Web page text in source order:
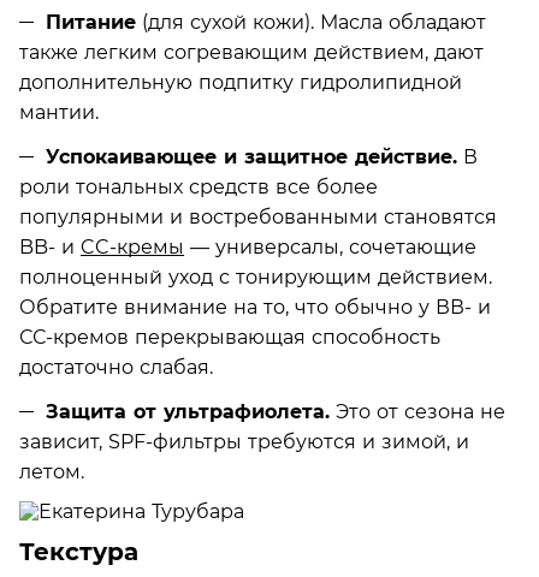
Питание (для сухой кожи). Масла обладают
также легким согревающим действием, дают
дополнительную подпитку гидролипидной
мантии.
Успокаивающее и защитное действие. В
роли тональных средств все более
популярными и востребованными становятся
BB- и CC-кремы — универсалы, сочетающие
полноценный уход с тонирующим действием.
Обратите внимание на то, что обычно у ВВ- и
СС-кремов перекрывающая способность
достаточно слабая.
Защита от ультрафиолета. Это от сезона не
зависит, SPF-фильтры требуются и зимой, и
летом.
Текстура